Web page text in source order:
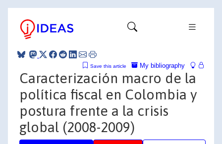
My bibliography
Save this article
Caracterización macro de la
política fiscal en Colombia y
postura frente a la crisis
global (2008-2009)